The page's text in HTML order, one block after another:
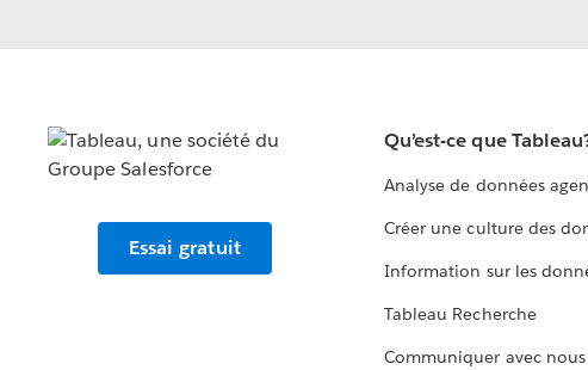
Essai gratuit
Qu’est-ce que
Analyse de données
Créer une culture des
Information sur les
Tableau Recherche
Communiquer avec nous